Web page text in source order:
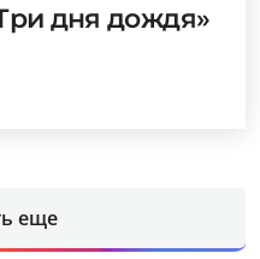
дня дождя»
еще